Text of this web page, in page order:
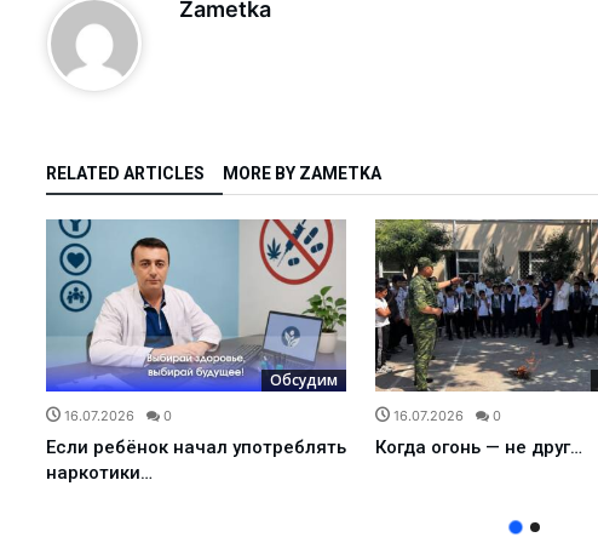
с начала года?...
жизнь!...
садов?...
сделано в 1 квар...
места...
не надо…...
Zametka
RELATED ARTICLES MORE BY ZAMETKA
Обсудим
16.07.2026 0
Если ребёнок начал употреблять
наркотики…
16.07.2026 0
Когда огонь — не друг…